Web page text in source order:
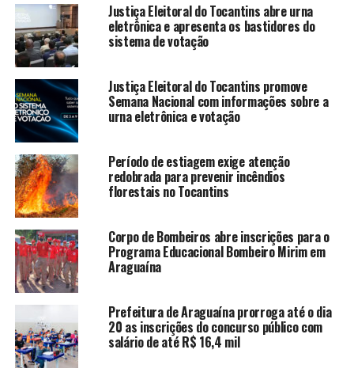
Justiça Eleitoral do Tocantins abre urna
eletrônica e apresenta os bastidores do
sistema de votação
Justiça Eleitoral do Tocantins promove
Semana Nacional com informações sobre a
urna eletrônica e votação
Período de estiagem exige atenção
redobrada para prevenir incêndios
florestais no Tocantins
Corpo de Bombeiros abre inscrições para o
Programa Educacional Bombeiro Mirim em
Araguaína
Prefeitura de Araguaína prorroga até o dia
20 as inscrições do concurso público com
salário de até R$ 16,4 mil